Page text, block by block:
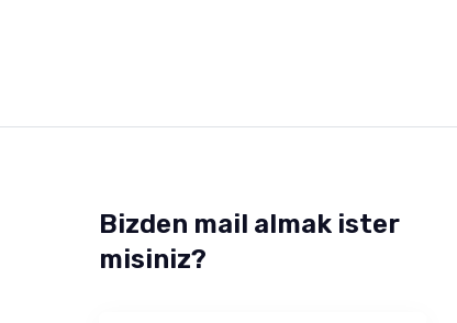
Bizden mail almak ister
misiniz?